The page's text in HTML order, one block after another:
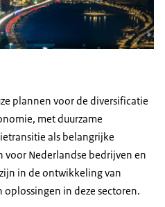
plannen voor de diversificatie
met duurzame
als belangrijke
Nederlandse bedrijven en
in de ontwikkeling van
in deze sectoren.